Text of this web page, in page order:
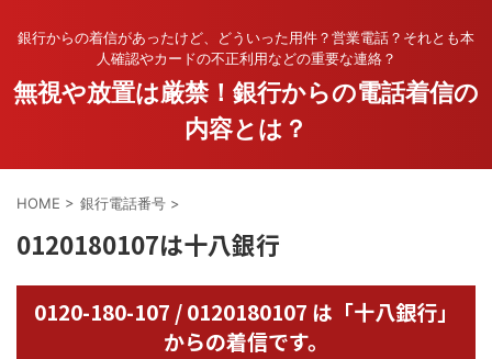
銀行からの着信があったけど、どういった用件？営業電話？それとも本
人確認やカードの不正利用などの重要な連絡？
無視や放置は厳禁！銀行からの電話着信の
内容とは？
HOME > 銀行電話番号 >
0120180107は十八銀行
0120-180-107 / 0120180107 は「十八銀行」
からの着信です。